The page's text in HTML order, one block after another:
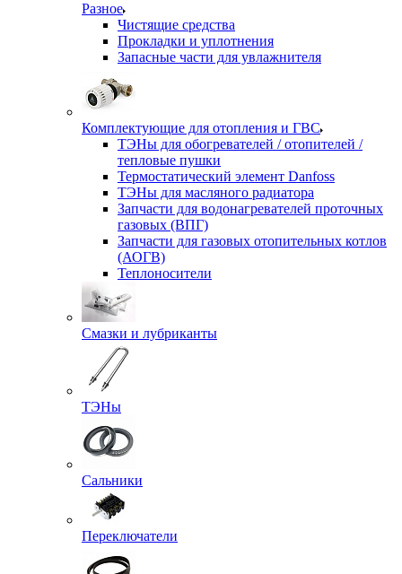
Разное
Чистящие средства
Прокладки и уплотнения
Запасные части для увлажнителя
Комплектующие для отопления и ГВС
ТЭНы для обогревателей / отопителей /
тепловые пушки
Термостатический элемент Danfoss
ТЭНы для масляного радиатора
Запчасти для водонагревателей проточных
газовых (ВПГ)
Запчасти для газовых отопительных котлов
(АОГВ)
Теплоносители
Смазки и лубриканты
ТЭНы
Сальники
Переключатели